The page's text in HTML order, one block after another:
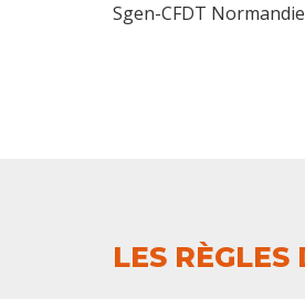
Sgen-CFDT
LES